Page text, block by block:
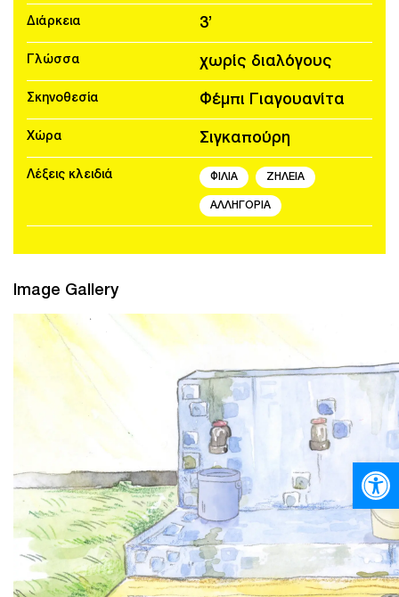
Διάρκεια 3’
Γλώσσα χωρίς διαλόγους
Σκηνοθεσία Φέμπι Γιαγουανίτα
Χώρα Σιγκαπούρη
Λέξεις κλειδιά ΦΙΛΙΑ ΖΗΛΕΙΑ
ΑΛΛΗΓΟΡΙΑ
Image Gallery